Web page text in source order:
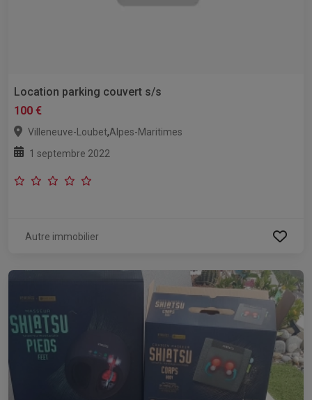
Location parking couvert s/s
100 €
Villeneuve-Loubet,Alpes-Maritimes
1 septembre 2022
Autre immobilier